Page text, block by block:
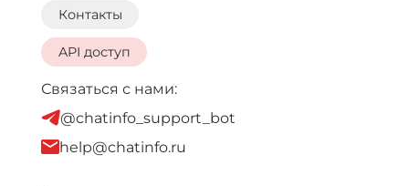
Контакты
API доступ
Связаться с нами:
@chatinfo_support_bot
help@chatinfo.ru